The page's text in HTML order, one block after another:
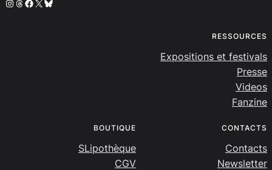
Instagram
Threads
Facebook
X Bluesky
RESSOURCES
Expositions et festivals
Presse
Videos
Fanzine
BOUTIQUE
SLipothèque
CGV
CONTACTS
Contacts
Newsletter